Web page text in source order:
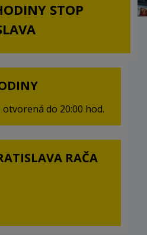
STOP
RAČA
do 20:00 hod.